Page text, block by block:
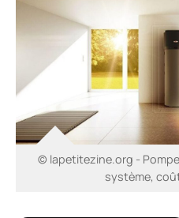
© lapetitezine.org -
système,